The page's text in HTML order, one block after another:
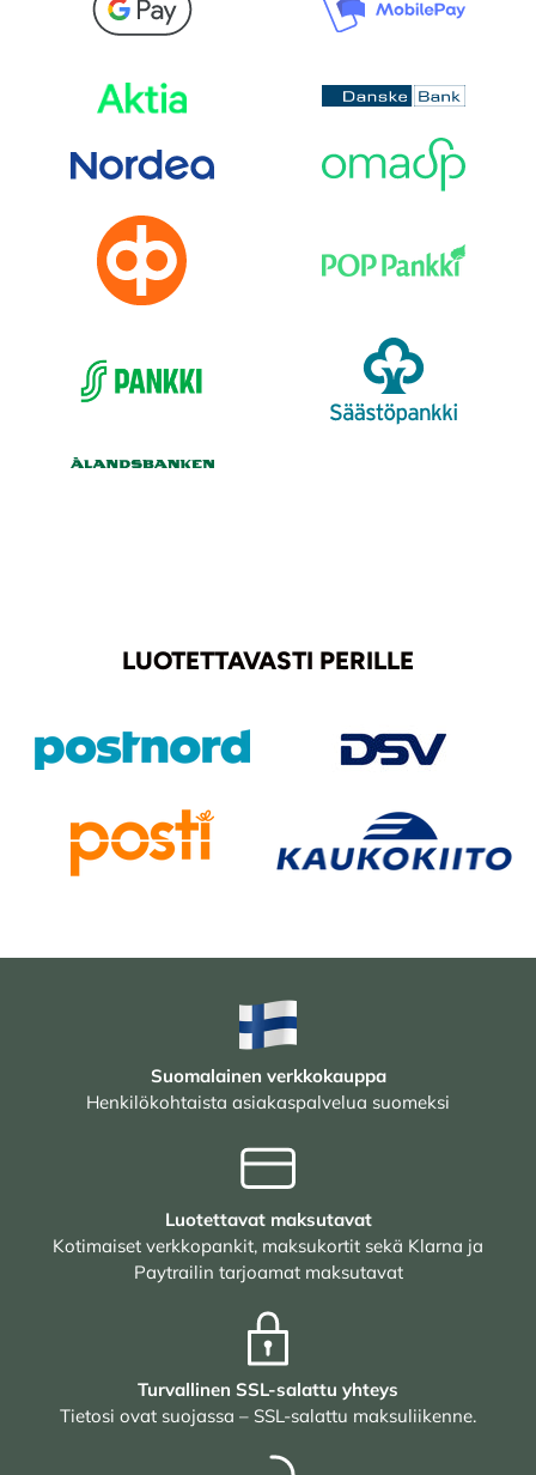
LUOTETTAVASTI PERILLE
Suomalainen verkkokauppa
Henkilökohtaista asiakaspalvelua suomeksi
Luotettavat maksutavat
Kotimaiset verkkopankit, maksukortit sekä Klarna ja
Paytrailin tarjoamat maksutavat
Turvallinen SSL-salattu yhteys
Tietosi ovat suojassa – SSL-salattu maksuliikenne.